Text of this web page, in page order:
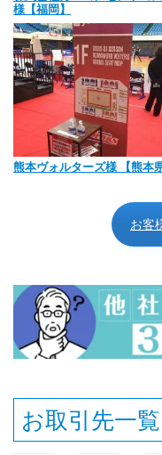
様【福岡】
熊本ヴォルターズ様 【熊本
お客
お取引先一覧